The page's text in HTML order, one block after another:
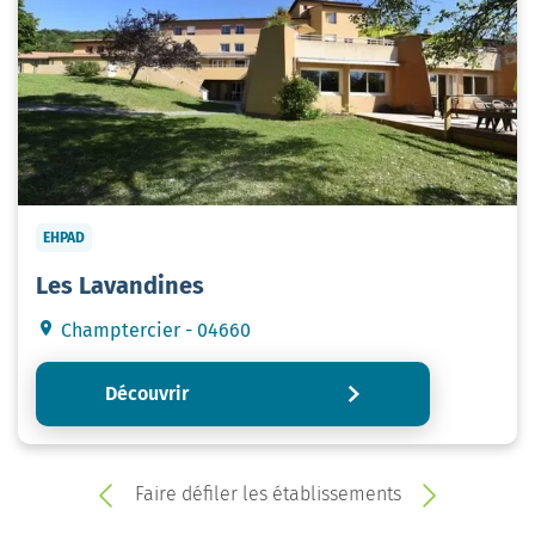
EHPAD
Les Lavandines
Champtercier - 04660
Découvrir
Faire défiler les établissements